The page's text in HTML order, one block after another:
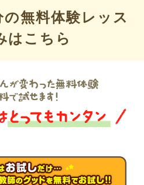
無料体験レッス
はこちら